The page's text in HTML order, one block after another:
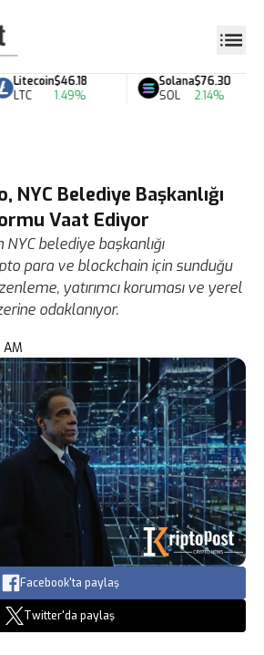
Litecoin
LTC
$46.18
1.49%
Solana
SOL
$76.30
2.14%
NYC Belediye Başkanlığı
Vaat Ediyor
belediye başkanlığı
para ve blockchain için sunduğu
yatırımcı koruması ve yerel
odaklanıyor.
Facebook'ta paylaş
Twitter'da paylaş